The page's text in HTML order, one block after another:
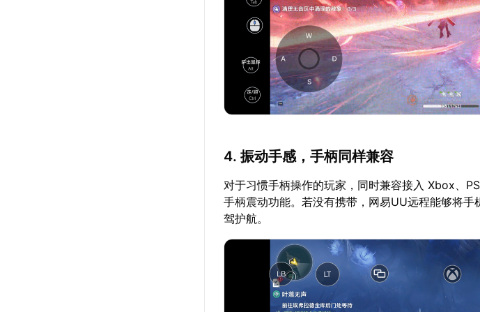
4. 振动手感，手柄同样兼容
对于习惯手柄操作的玩家，同时兼容接入 Xbox、
手柄震动功能。若没有携带，网易UU远程能够将
驾护航。